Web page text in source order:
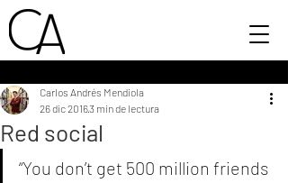
Red social
Carlos Andrés Mendiola
26 dic 20163 min de lectura
“You don’t get 500 million friends